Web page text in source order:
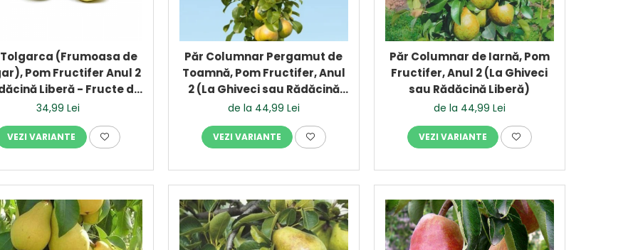
Tolgarca (Frumoasa de
Pom Fructifer Anul 2
Liberă - Fructe de
Toamnă
34,99 Lei
VEZI VARIANTE
Păr Columnar Pergamut de
Toamnă, Pom Fructifer, Anul
2 (La Ghiveci sau Rădăcină
Liberă)
de la 44,99 Lei
VEZI VARIANTE
Păr Columnar de Iarnă, Pom
Fructifer, Anul 2 (La Ghiveci
sau Rădăcină Liberă)
de la 44,99 Lei
VEZI VARIANTE